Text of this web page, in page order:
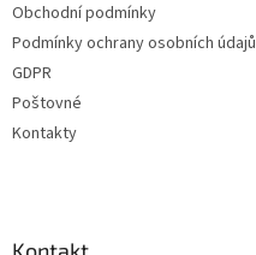
Obchodní podmínky
Podmínky ochrany osobních údajů
GDPR
Poštovné
Kontakty